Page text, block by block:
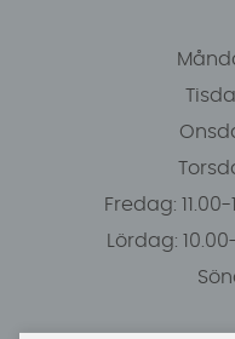
Fredag:
Lördag: